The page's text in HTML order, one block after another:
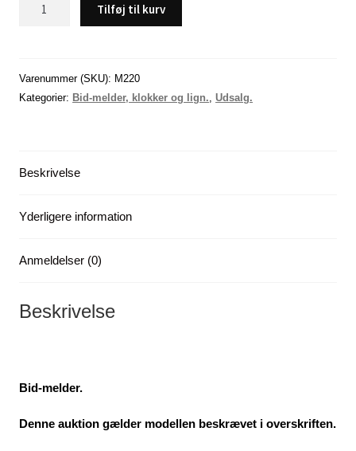
mm)
antal
Tilføj til kurv
Varenummer (SKU): M220
Kategorier: Bid-melder, klokker og lign. ,Udsalg.
Beskrivelse
Yderligere information
Anmeldelser (0)
Beskrivelse
Bid-melder.
Denne auktion gælder modellen beskrævet i overskriften.